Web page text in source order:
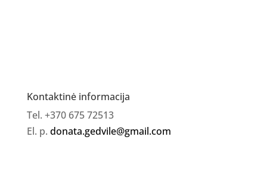
Kontaktinė informacija
Tel. +370 675 72513
El. p. donata.gedvile@gmail.com